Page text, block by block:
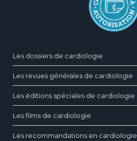
Les dossiers de cardiologie
Les revues générales de cardiologie
Les éditions spéciales de cardiologie
Les films de cardiologie
Les recommandations en cardiologie